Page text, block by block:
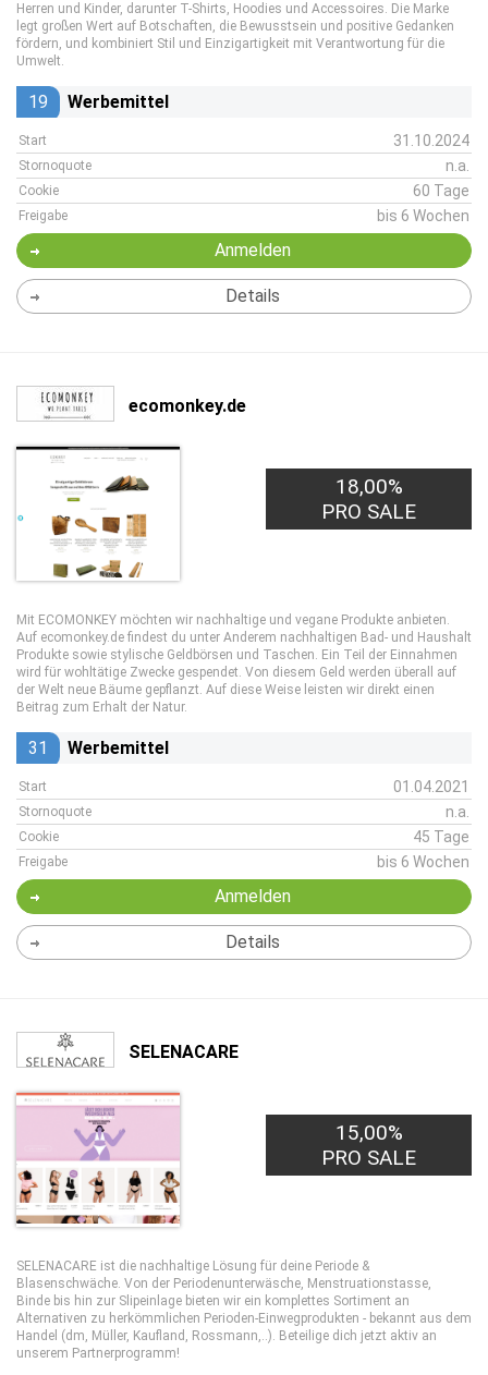
Herren und Kinder, darunter T-Shirts, Hoodies und Accessoires. Die Marke
legt großen Wert auf Botschaften, die Bewusstsein und positive Gedanken
fördern, und kombiniert Stil und Einzigartigkeit mit Verantwortung für die
Umwelt.
19 Werbemittel
Start 31.10.2024
Stornoquote n.a.
Cookie 60 Tage
Freigabe bis 6 Wochen
Anmelden
Details
ecomonkey.de
18,00%
PRO SALE
Mit ECOMONKEY möchten wir nachhaltige und vegane Produkte anbieten.
Auf ecomonkey.de findest du unter Anderem nachhaltigen Bad- und Haushalt
Produkte sowie stylische Geldbörsen und Taschen. Ein Teil der Einnahmen
wird für wohltätige Zwecke gespendet. Von diesem Geld werden überall auf
der Welt neue Bäume gepflanzt. Auf diese Weise leisten wir direkt einen
Beitrag zum Erhalt der Natur.
31 Werbemittel
Start 01.04.2021
Stornoquote n.a.
Cookie 45 Tage
Freigabe bis 6 Wochen
Anmelden
Details
SELENACARE
15,00%
PRO SALE
SELENACARE ist die nachhaltige Lösung für deine Periode &
Blasenschwäche. Von der Periodenunterwäsche, Menstruationstasse,
Binde bis hin zur Slipeinlage bieten wir ein komplettes Sortiment an
Alternativen zu herkömmlichen Perioden-Einwegprodukten - bekannt aus dem
Handel (dm, Müller, Kaufland, Rossmann,..). Beteilige dich jetzt aktiv an
unserem Partnerprogramm!